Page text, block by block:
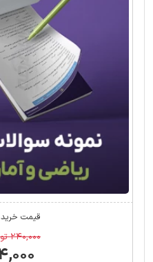
قیمت
۲۴۰,۰۰۰ تومان